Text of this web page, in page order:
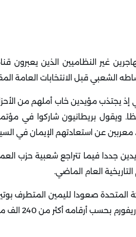
غير النظاميين الذين يعبرون
قبل الانتخابات العامة المقبلة
إذ يجتذب مؤيدين خاب أملهم من
ويقول بريطانيون شاركوا في
معربين عن استعادتهم الإيمان في
العام الماضي.
المتحدة صعودا لليمين المتطرف
الف منتسب، بالمقارنة مع 80 ألفا قبل عام